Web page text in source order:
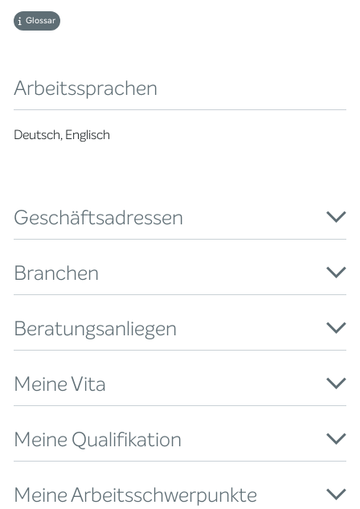
Glossar
Arbeitssprachen
Deutsch, Englisch
Geschäftsadressen
Branchen
Beratungsanliegen
Meine Vita
Meine Qualifikation
Meine Arbeitsschwerpunkte